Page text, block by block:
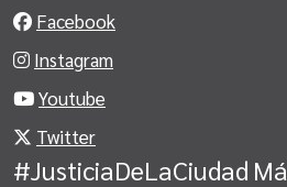
Facebook
Instagram
Youtube
Twitter
#JusticiaDeLaCiudad